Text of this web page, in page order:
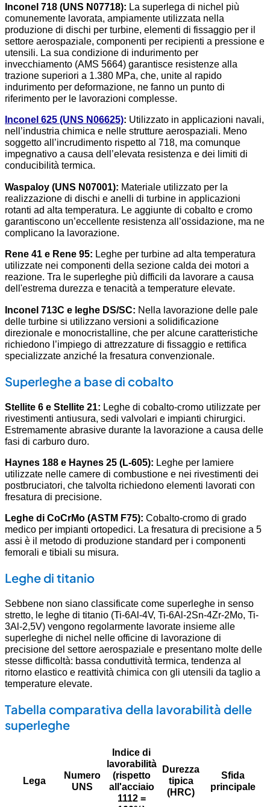
Inconel 718 (UNS N07718): La superlega di nichel più
comunemente lavorata, ampiamente utilizzata nella
produzione di dischi per turbine, elementi di fissaggio per il
settore aerospaziale, componenti per recipienti a pressione e
utensili. La sua condizione di indurimento per
invecchiamento (AMS 5664) garantisce resistenze alla
trazione superiori a 1.380 MPa, che, unite al rapido
indurimento per deformazione, ne fanno un punto di
riferimento per le lavorazioni complesse.
Inconel 625 (UNS N06625): Utilizzato in applicazioni navali,
nell’industria chimica e nelle strutture aerospaziali. Meno
soggetto all’incrudimento rispetto al 718, ma comunque
impegnativo a causa dell’elevata resistenza e dei limiti di
conducibilità termica.
Waspaloy (UNS N07001): Materiale utilizzato per la
realizzazione di dischi e anelli di turbine in applicazioni
rotanti ad alta temperatura. Le aggiunte di cobalto e cromo
garantiscono un’eccellente resistenza all’ossidazione, ma ne
complicano la lavorazione.
Rene 41 e Rene 95: Leghe per turbine ad alta temperatura
utilizzate nei componenti della sezione calda dei motori a
reazione. Tra le superleghe più difficili da lavorare a causa
dell'estrema durezza e tenacità a temperature elevate.
Inconel 713C e leghe DS/SC: Nella lavorazione delle pale
delle turbine si utilizzano versioni a solidificazione
direzionale e monocristalline, che per alcune caratteristiche
richiedono l’impiego di attrezzature di fissaggio e rettifica
specializzate anziché la fresatura convenzionale.
Superleghe a base di cobalto
Stellite 6 e Stellite 21: Leghe di cobalto-cromo utilizzate per
rivestimenti antiusura, sedi valvolari e impianti chirurgici.
Estremamente abrasive durante la lavorazione a causa delle
fasi di carburo duro.
Haynes 188 e Haynes 25 (L-605): Leghe per lamiere
utilizzate nelle camere di combustione e nei rivestimenti dei
postbruciatori, che talvolta richiedono elementi lavorati con
fresatura di precisione.
Leghe di CoCrMo (ASTM F75): Cobalto-cromo di grado
medico per impianti ortopedici. La fresatura di precisione a 5
assi è il metodo di produzione standard per i componenti
femorali e tibiali su misura.
Leghe di titanio
Sebbene non siano classificate come superleghe in senso
stretto, le leghe di titanio (Ti-6Al-4V, Ti-6Al-2Sn-4Zr-2Mo, Ti-
3Al-2,5V) vengono regolarmente lavorate insieme alle
superleghe di nichel nelle officine di lavorazione di
precisione del settore aerospaziale e presentano molte delle
stesse difficoltà: bassa conduttività termica, tendenza al
ritorno elastico e reattività chimica con gli utensili da taglio a
temperature elevate.
Tabella comparativa della lavorabilità delle
superleghe
Lega
Numero
UNS
Indice di
lavorabilità
(rispetto
all'acciaio
1112 =
Durezza
tipica
(HRC)
Sfida
principale